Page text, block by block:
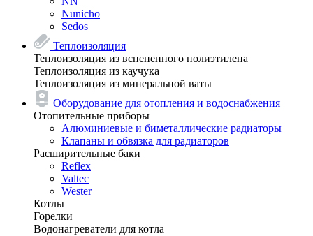
Nunicho
Sedos
Теплоизоляция
Теплоизоляция из вспененного полиэтилена
Теплоизоляция из каучука
Теплоизоляция из минеральной ваты
Оборудование для отопления и водоснабжения
Отопительные приборы
Алюминиевые и биметаллические радиаторы
Клапаны и обвязка для радиаторов
Расширительные баки
Reflex
Valtec
Wester
Котлы
Горелки
Водонагреватели для котла